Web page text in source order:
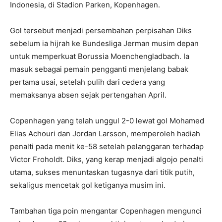
Indonesia, di Stadion Parken, Kopenhagen.
Gol tersebut menjadi persembahan perpisahan Diks
sebelum ia hijrah ke Bundesliga Jerman musim depan
untuk memperkuat Borussia Moenchengladbach. Ia
masuk sebagai pemain pengganti menjelang babak
pertama usai, setelah pulih dari cedera yang
memaksanya absen sejak pertengahan April.
Copenhagen yang telah unggul 2-0 lewat gol Mohamed
Elias Achouri dan Jordan Larsson, memperoleh hadiah
penalti pada menit ke-58 setelah pelanggaran terhadap
Victor Froholdt. Diks, yang kerap menjadi algojo penalti
utama, sukses menuntaskan tugasnya dari titik putih,
sekaligus mencetak gol ketiganya musim ini.
Tambahan tiga poin mengantar Copenhagen mengunci